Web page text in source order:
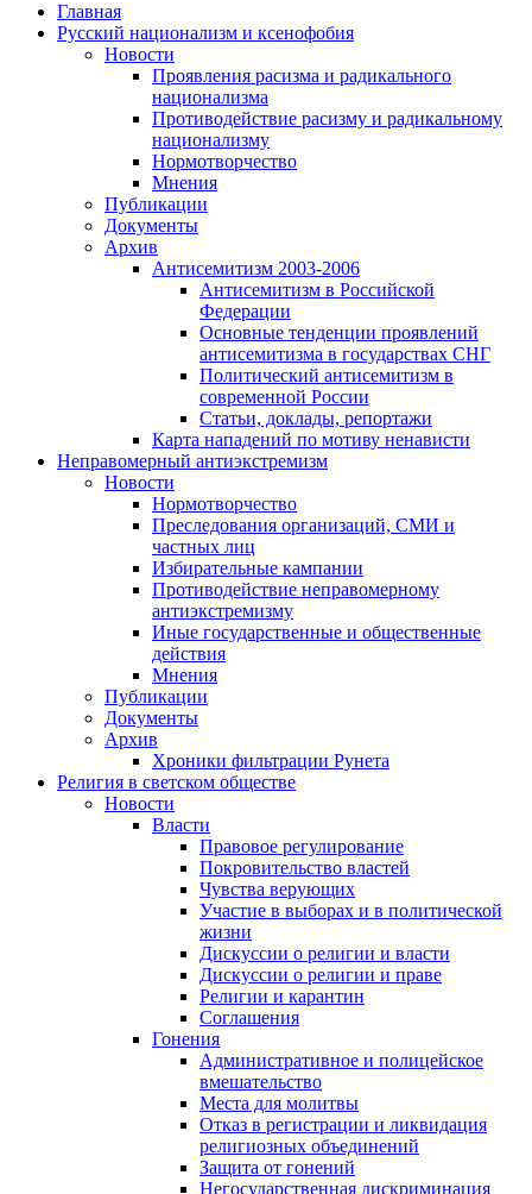
Главная
Русский национализм и ксенофобия
Новости
Проявления расизма и радикального
национализма
Противодействие расизму и радикальному
национализму
Нормотворчество
Мнения
Публикации
Документы
Архив
Антисемитизм 2003-2006
Антисемитизм в Российской
Федерации
Основные тенденции проявлений
антисемитизма в государствах СНГ
Политический антисемитизм в
современной России
Статьи, доклады, репортажи
Карта нападений по мотиву ненависти
Неправомерный антиэкстремизм
Новости
Нормотворчество
Преследования организаций, СМИ и
частных лиц
Избирательные кампании
Противодействие неправомерному
антиэкстремизму
Иные государственные и общественные
действия
Мнения
Публикации
Документы
Архив
Хроники фильтрации Рунета
Религия в светском обществе
Новости
Власти
Правовое регулирование
Покровительство властей
Чувства верующих
Участие в выборах и в политической
жизни
Дискуссии о религии и власти
Дискуссии о религии и праве
Религии и карантин
Соглашения
Гонения
Административное и полицейское
вмешательство
Места для молитвы
Отказ в регистрации и ликвидация
религиозных объединений
Защита от гонений
Негосударственная дискриминация